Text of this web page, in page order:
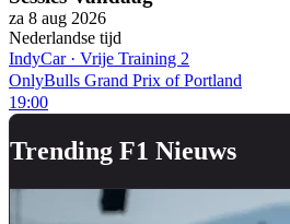
za 8 aug 2026
Nederlandse tijd
IndyCar· Vrije Training 2
OnlyBulls Grand Prix of Portland
19:00
Trending F1 Nieuws